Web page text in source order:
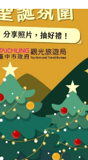
reurl.cc/Vm4nWN
愿圣诞树圣诞系列
15:00 大熊猫格
神奇夜光耶诞夜
中心 1F&B1（台中
https://reurl.cc/
全球极限体能钢
8:00-17:00 台中市
段99号） 活动连
3157754/post
集发表 × 小愿音乐